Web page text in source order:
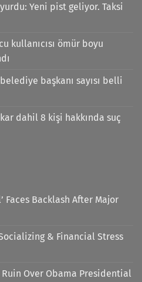
Yeni pist geliyor. Taksi
kullanıcısı ömür boyu
başkanı sayısı belli
dahil 8 kişi hakkında suç
Faces Backlash After Major
& Financial Stress
Over Obama Presidential